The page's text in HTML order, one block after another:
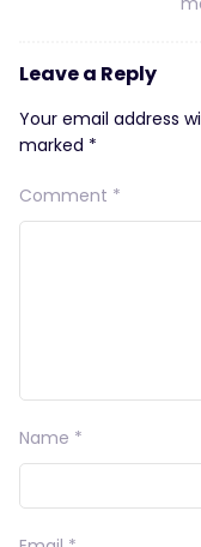
Leave a Reply
Your email address
marked *
Comment *
Name *